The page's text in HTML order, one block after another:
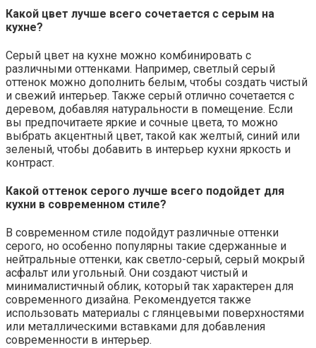
Какой цвет лучше всего сочетается с серым на
кухне?
Серый цвет на кухне можно комбинировать с
различными оттенками. Например, светлый серый
оттенок можно дополнить белым, чтобы создать чистый
и свежий интерьер. Также серый отлично сочетается с
деревом, добавляя натуральности в помещение. Если
вы предпочитаете яркие и сочные цвета, то можно
выбрать акцентный цвет, такой как желтый, синий или
зеленый, чтобы добавить в интерьер кухни яркость и
контраст.
Какой оттенок серого лучше всего подойдет для
кухни в современном стиле?
В современном стиле подойдут различные оттенки
серого, но особенно популярны такие сдержанные и
нейтральные оттенки, как светло-серый, серый мокрый
асфальт или угольный. Они создают чистый и
минималистичный облик, который так характерен для
современного дизайна. Рекомендуется также
использовать материалы с глянцевыми поверхностями
или металлическими вставками для добавления
современности в интерьер.